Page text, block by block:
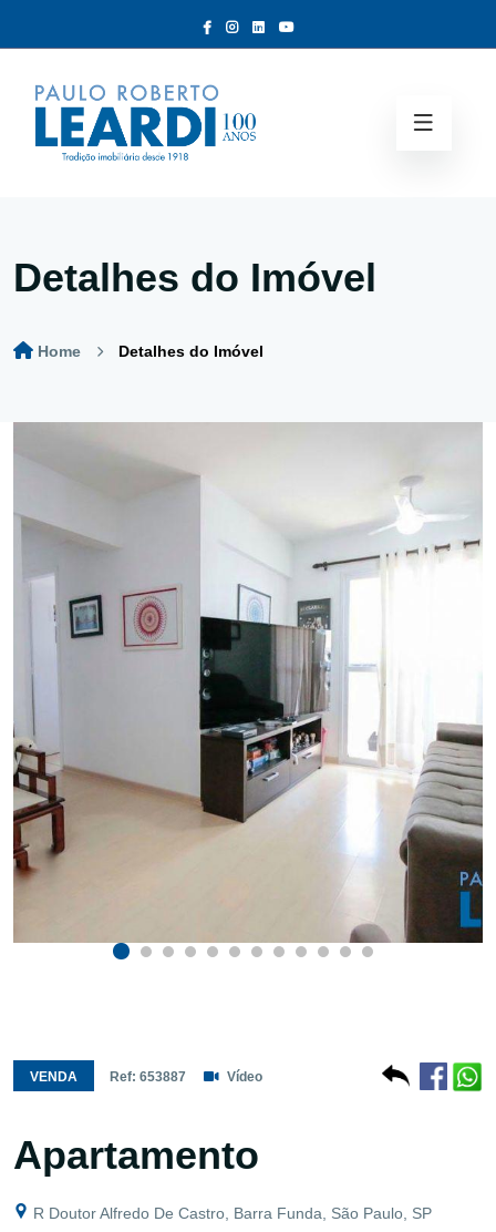
Detalhes do Imóvel
Home Detalhes do Imóvel
VENDA Ref: 653887 Vídeo
Apartamento
R Doutor Alfredo De Castro, Barra Funda, São Paulo, SP